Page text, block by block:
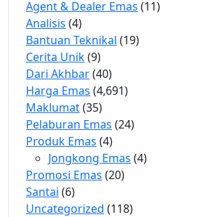
Agent & Dealer Emas (11)
Analisis (4)
Bantuan Teknikal (19)
Cerita Unik(9)
Dari Akhbar(40)
Harga Emas (4,691)
Maklumat(35)
Pelaburan Emas (24)
Produk Emas (4)
Jongkong Emas (4)
Promosi Emas (20)
Santai (6)
Uncategorized (118)